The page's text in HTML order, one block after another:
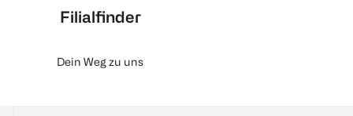
Filialfinder
Dein Weg zu uns